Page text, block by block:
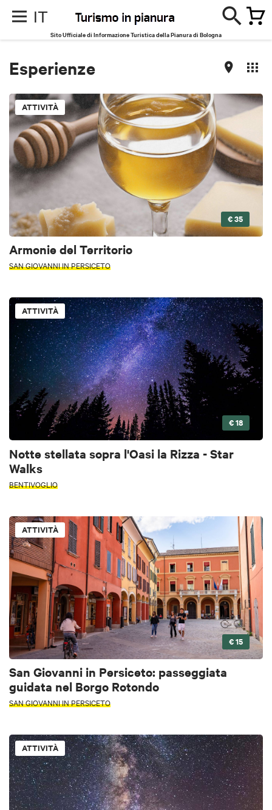
IT
Sito Ufficiale di Informazione Turistica della Pianura di Bologna
Esperienze
ATTIVITÀ
€ 35
Armonie del Territorio
SAN GIOVANNI IN PERSICETO
ATTIVITÀ
€ 18
Notte stellata sopra l'Oasi la Rizza - Star
Walks
BENTIVOGLIO
ATTIVITÀ
€ 15
San Giovanni in Persiceto: passeggiata
guidata nel Borgo Rotondo
SAN GIOVANNI IN PERSICETO
ATTIVITÀ